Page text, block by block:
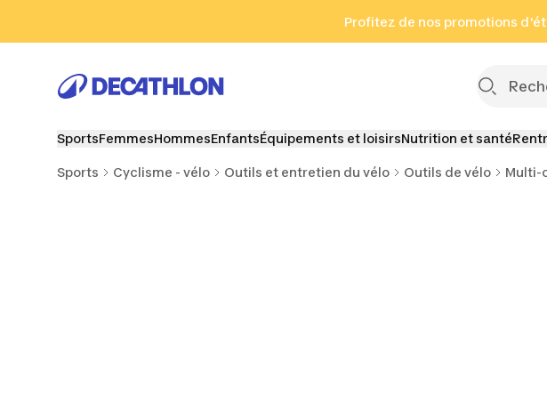
Aller au pied de page
Profitez de nos promotions
SportsFemmesHommesEnfantsÉquipements et loisirsNutrition et santé
Sports Cyclisme - vélo Outils et entretien du vélo Outils de vélo Multi-